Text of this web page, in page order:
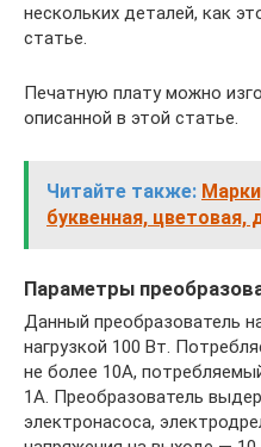
нескольких деталей, как
статье.
Печатную плату можно
описанной в этой статье.
Читайте также:
буквенная, цветовая,
Параметры
Данный преобразователь
нагрузкой 100 Вт.
не более 10А,
1А. Преобразователь
электронасоса,